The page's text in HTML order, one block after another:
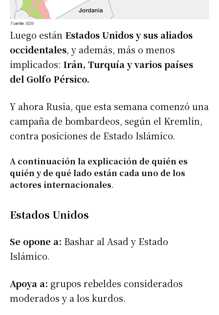
Luego están Estados Unidos y sus aliados
occidentales, y además, más o menos
implicados: Irán, Turquía y varios países
del Golfo Pérsico.
Y ahora Rusia, que esta semana comenzó una
campaña de bombardeos, según el Kremlin,
contra posiciones de Estado Islámico.
A continuación la explicación de quién es
quién y de qué lado están cada uno de los
actores internacionales.
Estados Unidos
Se opone a: Bashar al Asad y Estado
Islámico.
Apoya a: grupos rebeldes considerados
moderados y a los kurdos.